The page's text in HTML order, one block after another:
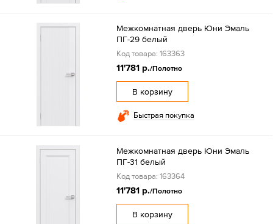
Межкомнатная дверь Юни Эмаль
ПГ-29 белый
Код товара: 163363
11'781 р./Полотно
В корзину
Быстрая покупка
Межкомнатная дверь Юни Эмаль
ПГ-31 белый
Код товара: 163364
11'781 р./Полотно
В корзину